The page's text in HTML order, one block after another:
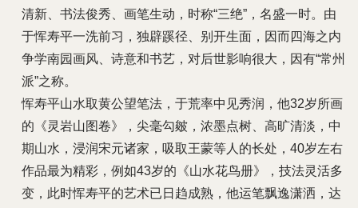
清新、书法俊秀、画笔生动，时称“三绝”，名盛一时。由
于恽寿平一洗前习，独辟蹊径、别开生面，因而四海之内
争学南园画风、诗意和书艺，对后世影响很大，因有“常州
派”之称。
恽寿平山水取黄公望笔法，于荒率中见秀润，他32岁所画
的《灵岩山图卷》，尖毫勾皴，浓墨点树、高旷清淡，中
期山水，浸润宋元诸家，吸取王蒙等人的长处，40岁左右
作品最为精彩，例如43岁的《山水花鸟册》，技法灵活多
变，此时恽寿平的艺术已日趋成熟，他运笔飘逸潇洒，达